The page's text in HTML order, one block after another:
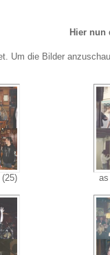
Hier nun
Um die Bilder